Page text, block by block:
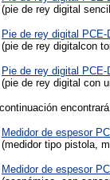
(pie de rey digital
Pie de rey digital PCE-
(pie de rey digitalcon
Pie de rey digital PCE-
(pie de rey digital con
Medidor de espesor
(medidor tipo pistola,
Medidor de espesor